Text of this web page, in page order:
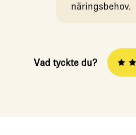
näringsbehov.
Vad tyckte du?